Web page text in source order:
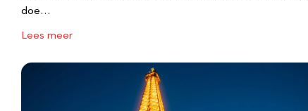
doe…
Lees meer